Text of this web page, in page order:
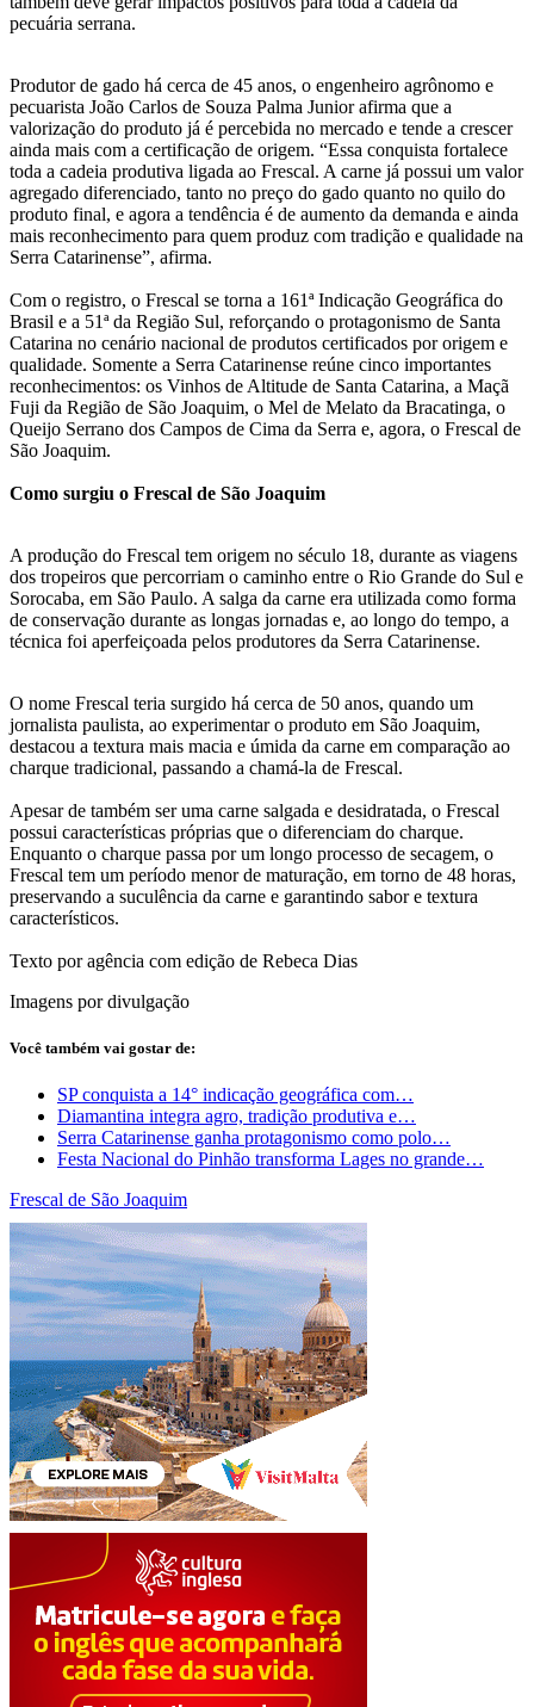
pecuária serrana.
Produtor de gado há cerca de 45 anos, o engenheiro agrônomo e
pecuarista João Carlos de Souza Palma Junior afirma que a
valorização do produto já é percebida no mercado e tende a crescer
ainda mais com a certificação de origem. “Essa conquista fortalece
toda a cadeia produtiva ligada ao Frescal. A carne já possui um valor
agregado diferenciado, tanto no preço do gado quanto no quilo do
produto final, e agora a tendência é de aumento da demanda e ainda
mais reconhecimento para quem produz com tradição e qualidade na
Serra Catarinense”, afirma.
Com o registro, o Frescal se torna a 161ª Indicação Geográfica do
Brasil e a 51ª da Região Sul, reforçando o protagonismo de Santa
Catarina no cenário nacional de produtos certificados por origem e
qualidade. Somente a Serra Catarinense reúne cinco importantes
reconhecimentos: os Vinhos de Altitude de Santa Catarina, a Maçã
Fuji da Região de São Joaquim, o Mel de Melato da Bracatinga, o
Queijo Serrano dos Campos de Cima da Serra e, agora, o Frescal de
São Joaquim.
Como surgiu o Frescal de São Joaquim
A produção do Frescal tem origem no século 18, durante as viagens
dos tropeiros que percorriam o caminho entre o Rio Grande do Sul e
Sorocaba, em São Paulo. A salga da carne era utilizada como forma
de conservação durante as longas jornadas e, ao longo do tempo, a
técnica foi aperfeiçoada pelos produtores da Serra Catarinense.
O nome Frescal teria surgido há cerca de 50 anos, quando um
jornalista paulista, ao experimentar o produto em São Joaquim,
destacou a textura mais macia e úmida da carne em comparação ao
charque tradicional, passando a chamá-la de Frescal.
Apesar de também ser uma carne salgada e desidratada, o Frescal
possui características próprias que o diferenciam do charque.
Enquanto o charque passa por um longo processo de secagem, o
Frescal tem um período menor de maturação, em torno de 48 horas,
preservando a suculência da carne e garantindo sabor e textura
característicos.
Texto por agência com edição de Rebeca Dias
Imagens por divulgação
Você também vai gostar de:
SP conquista a 14° indicação geográfica com…
Diamantina integra agro, tradição produtiva e…
Serra Catarinense ganha protagonismo como polo…
Festa Nacional do Pinhão transforma Lages no grande…
Frescal de São Joaquim